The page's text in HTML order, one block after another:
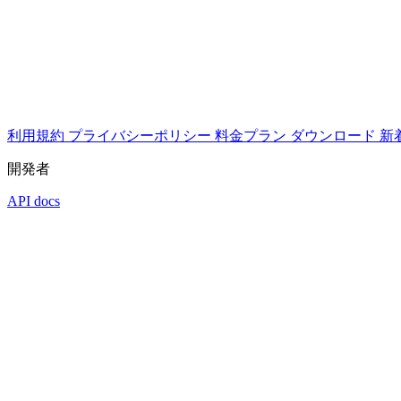
利用規約 プライバシーポリシー 料金プラン ダウンロード 新
開発者
API docs